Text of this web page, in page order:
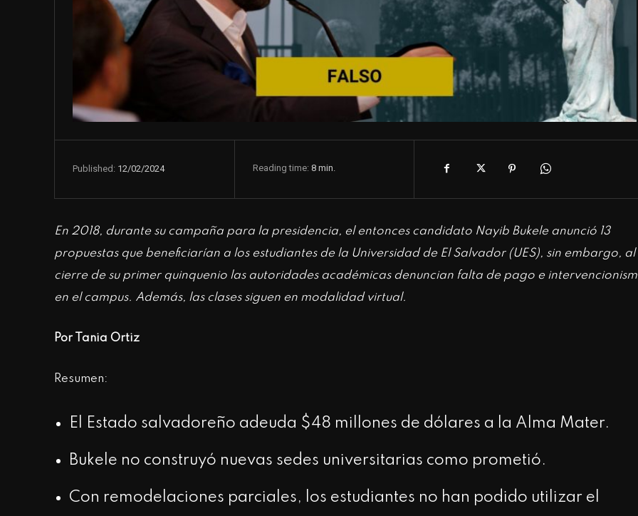
Published: 12/02/2024 Reading time: 8min.
En 2018, durante su campaña para la presidencia, el entonces candidato Nayib Bukele anunció 13
propuestas que beneficiarían a los estudiantes de la Universidad de El Salvador (UES), sin embargo, al
cierre de su primer quinquenio las autoridades académicas denuncian falta de pago e
en el campus. Además, las clases siguen en modalidad virtual.
Por Tania Ortiz
Resumen:
El Estado salvadoreño adeuda $48 millones de dólares a la Alma Mater.
Bukele no construyó nuevas sedes universitarias como prometió.
Con remodelaciones parciales, los estudiantes no han podido utilizar el